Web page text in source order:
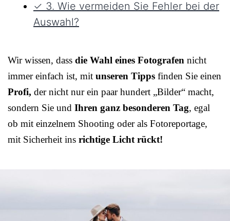
✓ 3. Wie vermeiden Sie Fehler bei der
Auswahl?
Wir wissen, dass die Wahl eines Fotografen nicht
immer einfach ist, mit unseren Tipps finden Sie einen
Profi, der nicht nur ein paar hundert „Bilder“ macht,
sondern Sie und Ihren ganz besonderen Tag, egal
ob mit einzelnem Shooting oder als Fotoreportage,
mit Sicherheit ins richtige Licht rückt!